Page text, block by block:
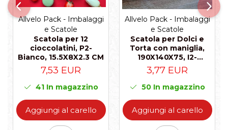
Allvelo Pack - Imbalaggi
e Scatole
Scatola per 12
cioccolatini, P2-
Bianco, 15.5X8X2.3 CM
7,53 EUR
41In magazzino
Aggiungi al carello
Allvelo Pack - Imbalaggi
e Scatole
Scatola per Dolci e
Torta con maniglia,
190X140X75, I2-
Bianco, Set 5 Pezzi
3,77 EUR
50In magazzino
Aggiungi al carello